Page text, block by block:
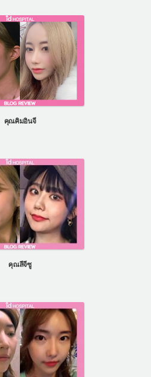
คุณคิมอินจี
คุณลีจีซู